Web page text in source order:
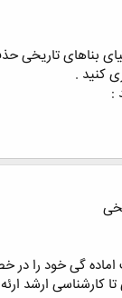
تاریخی حذف
کنید .
:
اماده گی خود را
کارشناسی ارشد